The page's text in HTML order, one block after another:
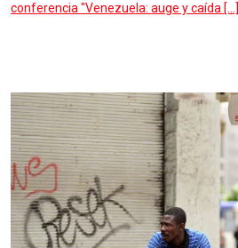
conferencia "Venezuela: auge y caída […]